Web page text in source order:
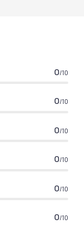
0/10
0/10
0/10
0/10
0/10
0/10